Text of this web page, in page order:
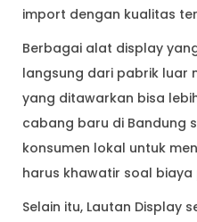
import dengan kualitas
Berbagai alat display
langsung dari pabrik luar
yang ditawarkan bisa
cabang baru di Bandung
konsumen lokal untuk
harus khawatir soal
Selain itu, Lautan Display